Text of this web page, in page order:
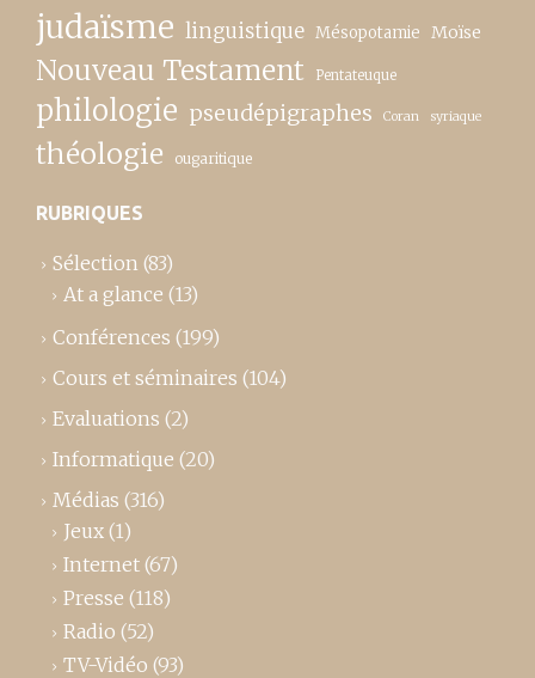
judaïsme linguistique Mésopotamie Moïse
Nouveau Testament Pentateuque
philologie pseudépigraphes Coran syriaque
théologie ougaritique
RUBRIQUES
Sélection (83)
At a glance (13)
Conférences (199)
Cours et séminaires (104)
Evaluations (2)
Informatique (20)
Médias (316)
Jeux (1)
Internet (67)
Presse (118)
Radio (52)
TV-Vidéo (93)